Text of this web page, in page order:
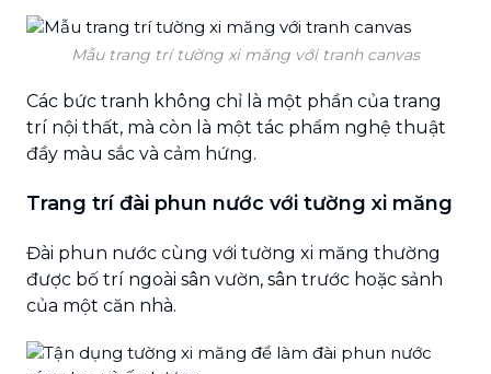
Mẫu trang trí tường xi măng với tranh canvas
Các bức tranh không chỉ là một phần của trang
trí nội thất, mà còn là một tác phẩm nghệ thuật
đầy màu sắc và cảm hứng.
Trang trí đài phun nước với tường xi măng
Đài phun nước cùng với tường xi măng thường
được bố trí ngoài sân vườn, sân trước hoặc sảnh
của một căn nhà.